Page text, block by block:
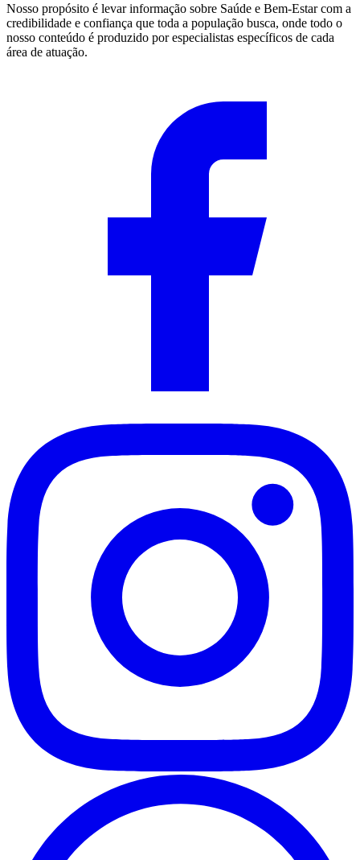
Nosso propósito é levar informação sobre Saúde e Bem-Estar com a
credibilidade e confiança que toda a população busca, onde todo o
nosso conteúdo é produzido por especialistas específicos de cada
área de atuação.